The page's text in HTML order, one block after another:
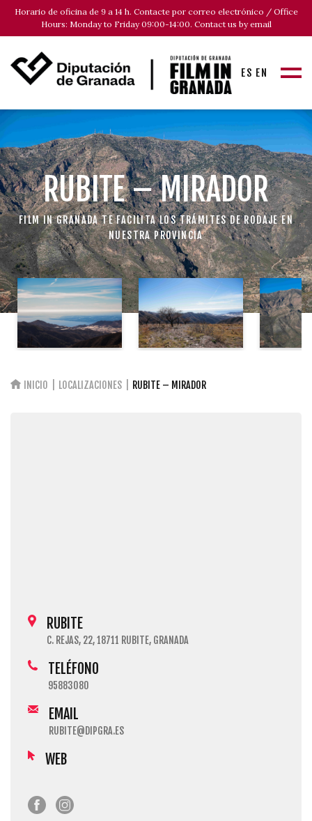
Horario de oficina de 9 a 14 h. Contacte por correo electrónico / Office
Hours: Monday to Friday 09:00-14:00. Contact us by email
ES EN
RUBITE – MIRADOR
FILM IN GRANADA TE FACILITA LOS TRÁMITES DE RODAJE EN
NUESTRA PROVINCIA
INICIO LOCALIZACIONES RUBITE – MIRADOR
RUBITE
C. REJAS, 22, 18711 RUBITE, GRANADA
TELÉFONO
95883080
EMAIL
RUBITE@DIPGRA.ES
WEB